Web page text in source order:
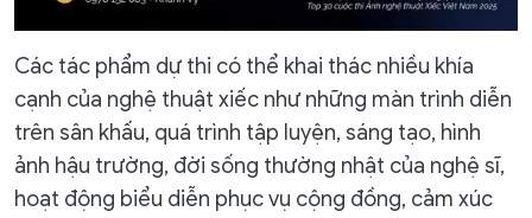
Các tác phẩm dự thi có thể khai thác nhiều khía
cạnh của nghệ thuật xiếc như những màn trình diễn
trên sân khấu, quá trình tập luyện, sáng tạo, hình
ảnh hậu trường, đời sống thường nhật của nghệ sĩ,
hoạt động biểu diễn phục vụ cộng đồng, cảm xúc